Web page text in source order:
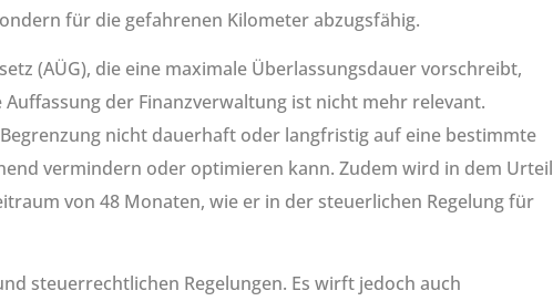
für die gefahrenen Kilometer abzugsfähig.
(AÜG), die eine maximale Überlassungsdauer vorschreibt,
der Finanzverwaltung ist nicht mehr relevant.
nicht dauerhaft oder langfristig auf eine bestimmte
vermindern oder optimieren kann. Zudem wird in dem Urteil
von 48 Monaten, wie er in der steuerlichen Regelung für
steuerrechtlichen Regelungen. Es wirft jedoch auch